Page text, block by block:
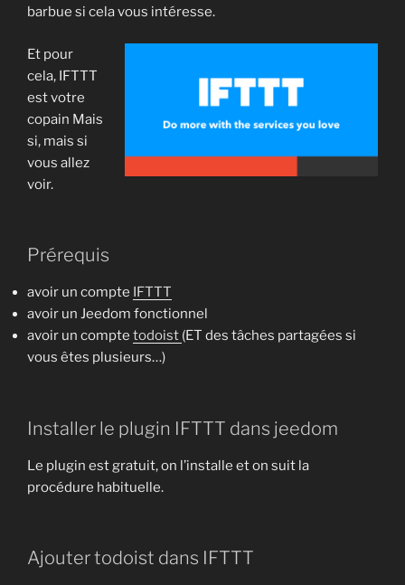
barbue si cela vous intéresse.
Et pour
cela, IFTTT
est votre
copain Mais
si, mais si
vous allez
voir.
Prérequis
avoir un compte IFTTT
avoir un Jeedom fonctionnel
avoir un compte todoist (ET des tâches partagées si
vous êtes plusieurs…)
Installer le plugin IFTTT dans jeedom
Le plugin est gratuit, on l’installe et on suit la
procédure habituelle.
Ajouter todoist dans IFTTT